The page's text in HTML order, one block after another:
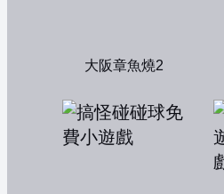
大阪章魚燒2